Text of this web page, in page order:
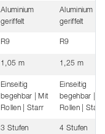
Aluminium
geriffelt
Aluminium
geriffelt
R9 R9
1,05 m 1,25 m
Einseitig
begehbar | Mit
Rollen | Starr
Einseitig
begehbar |
Rollen | Starr
3 Stufen 4 Stufen